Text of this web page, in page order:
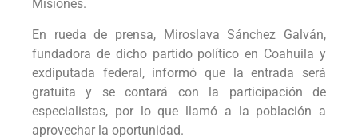
Misiones.
En rueda de prensa, Miroslava Sánchez Galván,
fundadora de dicho partido político en Coahuila y
exdiputada federal, informó que la entrada será
gratuita y se contará con la participación de
especialistas, por lo que llamó a la población a
aprovechar la oportunidad.